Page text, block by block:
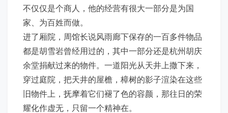
不仅仅是个商人，他的经营有很大一部分是为国
家、为百姓而做。
进了厢院，周馆长说风雨廊下保存的一百多件物品
都是胡雪岩曾经用过的，其中一部分还是杭州胡庆
余堂捐献过来的物件。一道阳光从天井上撒下来，
穿过庭院，把天井的屋檐，樟树的影子渲染在这些
旧物件上，抚摩着它们褪了色的容颜，那往日的荣
耀化作虚无，只留一个精神在。